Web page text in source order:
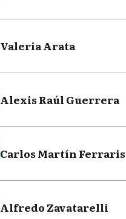
Valeria Arata
Alexis Raúl Guerrera
Carlos Martín Ferraris
Alfredo Zavatarelli